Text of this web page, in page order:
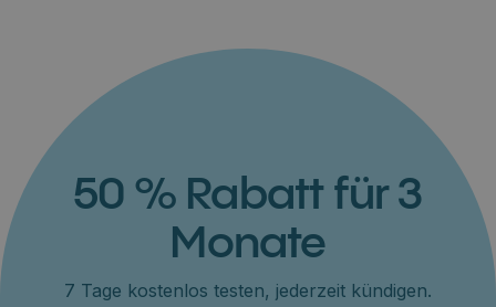
50 % Rabatt für 3
Monate
7 Tage kostenlos testen, jederzeit kündigen.